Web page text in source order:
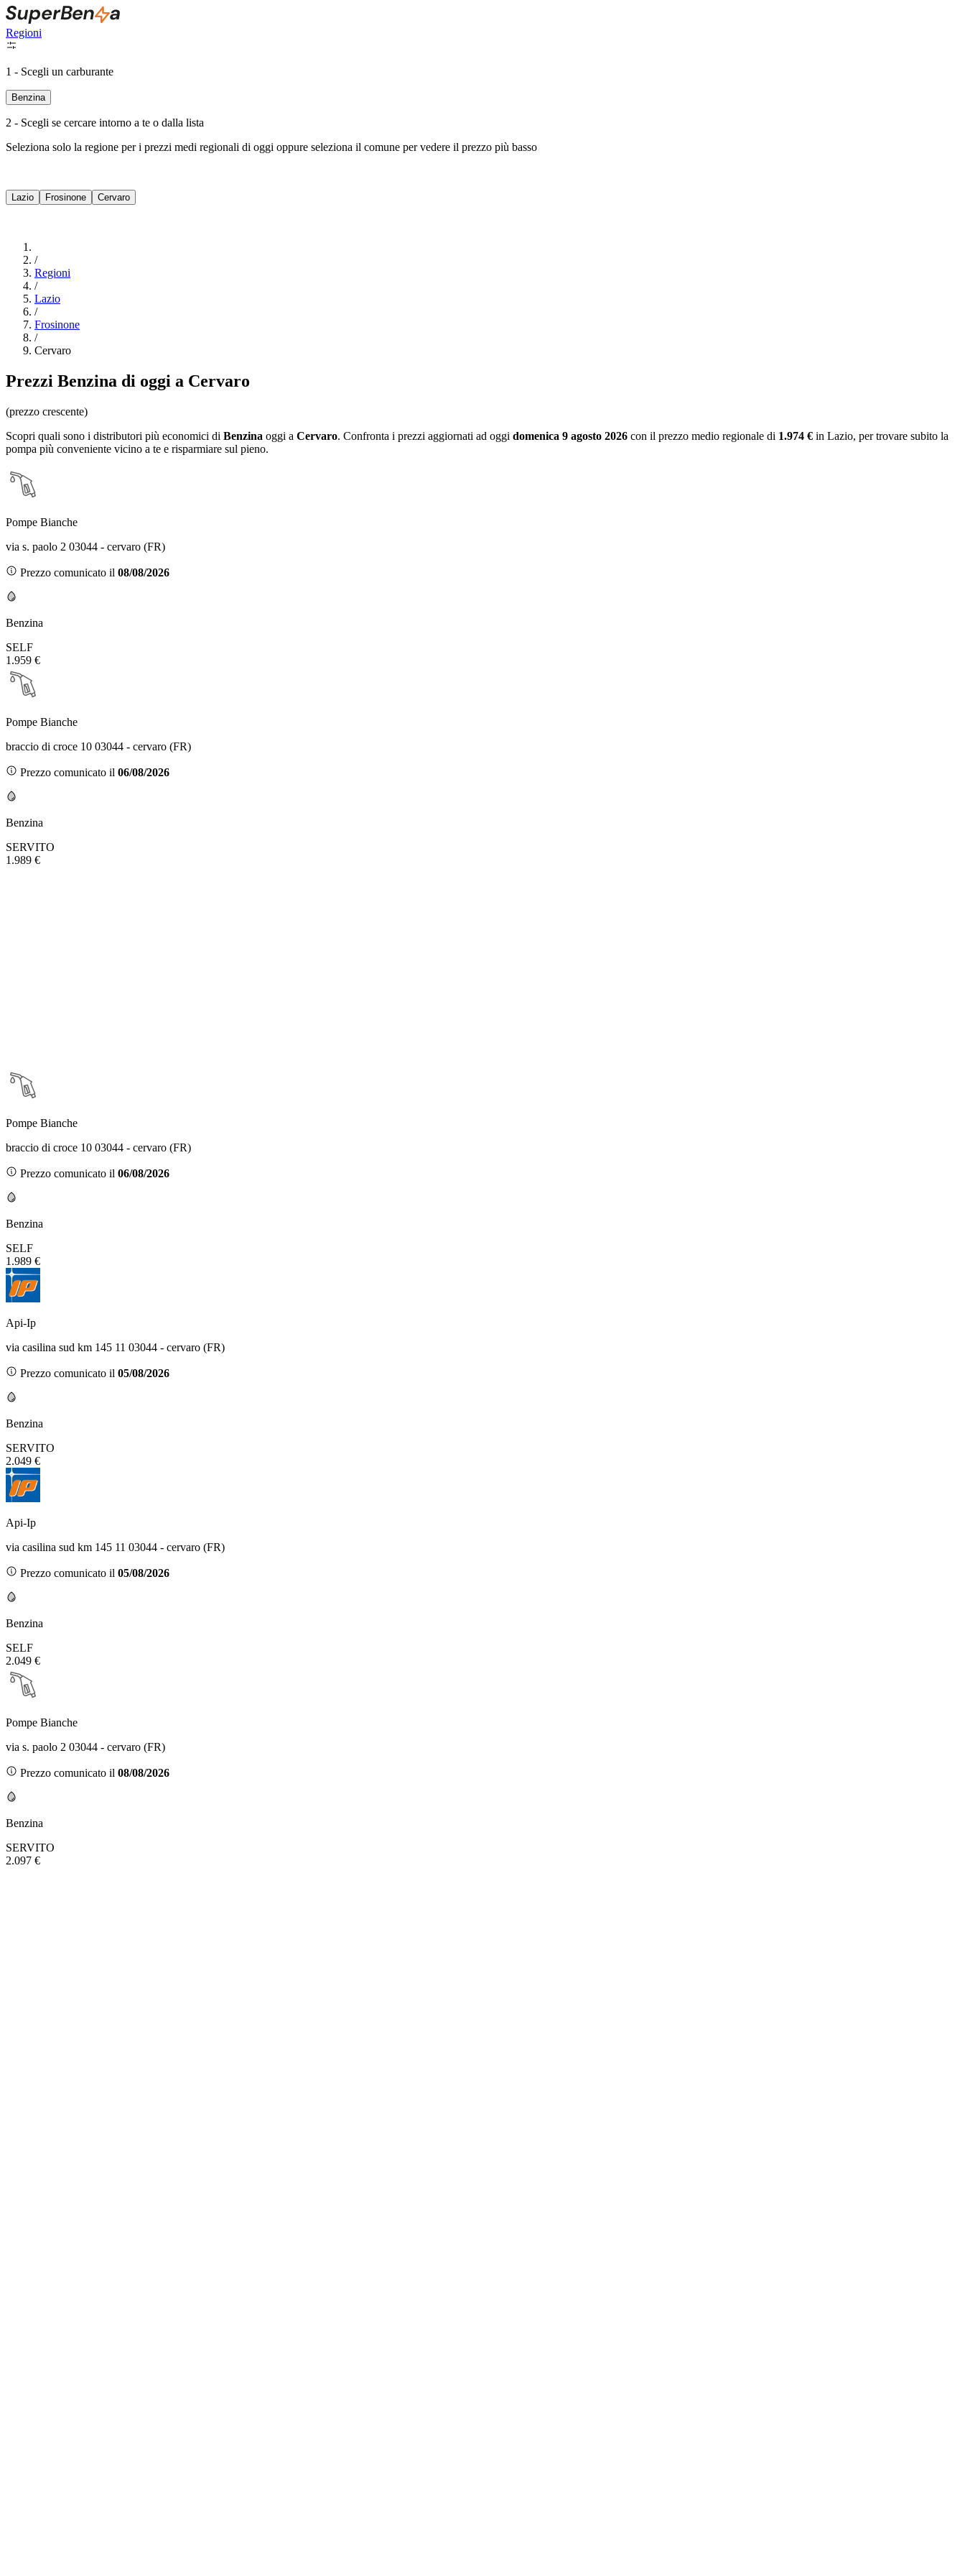
Regioni
1 - Scegli un carburante
Benzina
2 - Scegli se cercare intorno a te o dalla lista
Seleziona solo la regione per i prezzi medi regionali di oggi oppure seleziona il comune per vedere il prezzo più basso
Lazio Frosinone Cervaro
/
Regioni
/
Lazio
/
Frosinone
/
Cervaro
Prezzi Benzina di oggi a Cervaro
(prezzo crescente)
Scopri quali sono i distributori più economici di Benzina oggi a Cervaro. Confronta i prezzi aggiornati ad oggi domenica 9 agosto 2026 con il prezzo medio regionale di 1.974 € in Lazio, per trovare subito la
pompa più conveniente vicino a te e risparmiare sul pieno.
Pompe Bianche
via s. paolo 2 03044 - cervaro (FR)
Prezzo comunicato il 08/08/2026
Benzina
SELF
1.959 €
Pompe Bianche
braccio di croce 10 03044 - cervaro (FR)
Prezzo comunicato il 06/08/2026
Benzina
SERVITO
1.989 €
Pompe Bianche
braccio di croce 10 03044 - cervaro (FR)
Prezzo comunicato il 06/08/2026
Benzina
SELF
1.989 €
Api-Ip
via casilina sud km 145 11 03044 - cervaro (FR)
Prezzo comunicato il 05/08/2026
Benzina
SERVITO
2.049 €
Api-Ip
via casilina sud km 145 11 03044 - cervaro (FR)
Prezzo comunicato il 05/08/2026
Benzina
SELF
2.049 €
Pompe Bianche
via s. paolo 2 03044 - cervaro (FR)
Prezzo comunicato il 08/08/2026
Benzina
SERVITO
2.097 €